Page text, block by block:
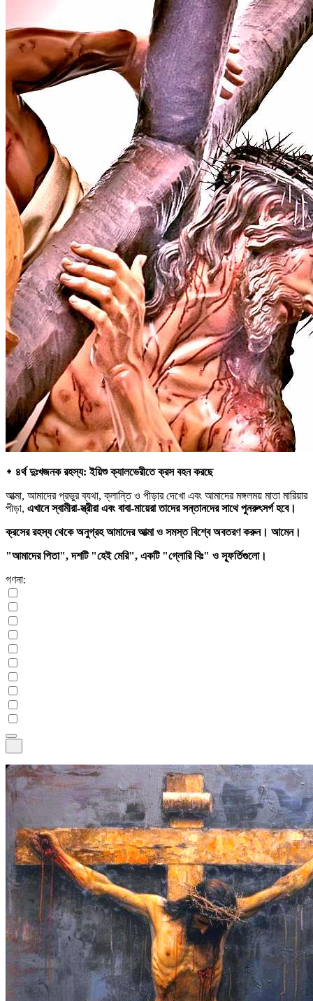
᛭ ৪র্থ দুঃখজনক রহস্য: ইয়িশু ক্যালভেরীতে ক্রস বহন করছে
আত্মা, আমাদের প্রভুর ব্যথা, ক্লান্তি ও পীড়ার দেখো এবং আমাদের মঙ্গলময় মাতা মারিয়ার
পীড়া, এখানে স্বামীরা-স্ত্রীরা এবং বাবা-মায়েরা তাদের সন্তানদের সাথে পুনরুৎসর্গ হবে।
ক্রসের রহস্য থেকে অনুগ্রহ আমাদের আত্মা ও সমস্ত বিশ্বে অবতরণ করুন। আমেন।
"আমাদের পিতা", দশটি "হেই মেরি", একটি "গ্লোরি বিঃ" ও স্ফূর্তিগুলো।
গণনা: